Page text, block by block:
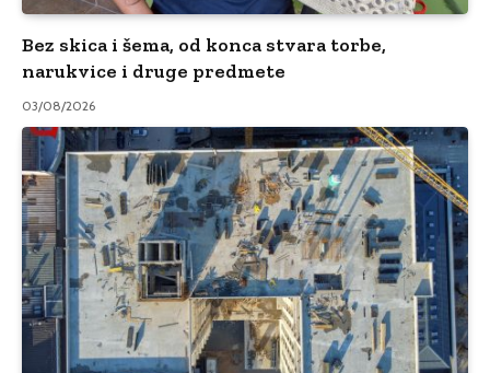
Bez skica i šema, od konca stvara torbe,
narukvice i druge predmete
03/08/2026